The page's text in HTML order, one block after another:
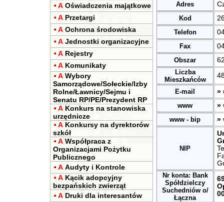
A Oświadczenia majątkowe
A Przetargi
A Ochrona środowiska
A Jednostki organizacyjne
A Rejestry
A Komunikaty
A Wybory
Samorządowe/Sołeckie/Izby
Rolne/Ławnicy/Sejmu i
Senatu RP/PE/Prezydent RP
A Konkurs na stanowiska
urzędnicze
A Konkursy na dyrektorów
szkół
A Współpraca z
Organizacjami Pożytku
Publicznego
A Audyty i Kontrole
A Kącik adopcyjny
bezpańskich zwierząt
A Druki dla interesantów
Adres
Kod
Telefon
Fax
Obszar
Liczba
Mieszkańców
E-mail »
www
»
www - bip
»
NIP
Nr konta: Bank
Spółdzielczy
Suchedniów o/
Łączna